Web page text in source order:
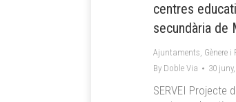
centres
secundària de
Ajuntaments, Gènere
By Doble Via 30
SERVEI Projecte